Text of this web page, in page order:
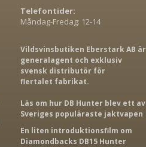
Telefontider:
Måndag-Fredag: 12-14
Vildsvinsbutiken Eberstark AB är
generalagent och exklusiv
svensk distributör för
flertalet fabrikat.
Läs om hur DB Hunter blev ett av
Sveriges populäraste jaktvapen
En liten introduktionsfilm om
Diamondbacks DB15 Hunter